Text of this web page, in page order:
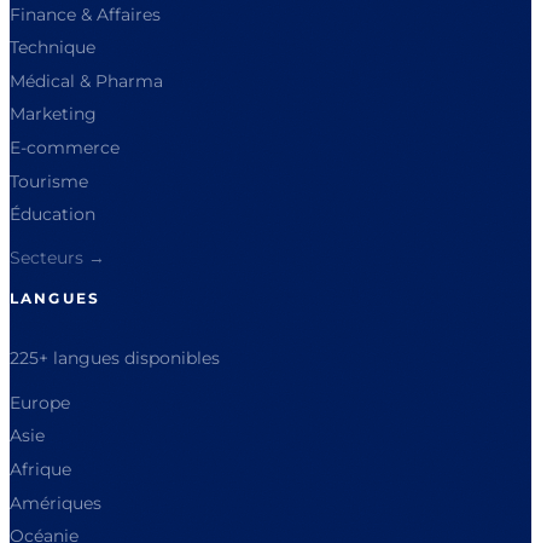
Finance & Affaires
Technique
Médical & Pharma
Marketing
E-commerce
Tourisme
Éducation
Secteurs →
LANGUES
225+ langues disponibles
Europe
Asie
Afrique
Amériques
Océanie